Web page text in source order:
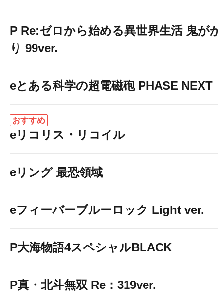
P Re:ゼロから始める異世界生活 鬼が
り 99ver.
eとある科学の超電磁砲 PHASE NEXT
おすすめ
eリコリス・リコイル
eリング 最恐領域
eフィーバーブルーロック Light ver.
P大海物語4スペシャルBLACK
P真・北斗無双 Re：319ver.